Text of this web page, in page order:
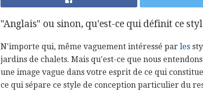
"Anglais" ou sinon, qu'est-ce qui définit ce
N'importe qui, même vaguement intéressé par les
jardins de chalets. Mais qu'est-ce que nous
une image vague dans votre esprit de ce qui
ce qui sépare ce style de conception particulier du